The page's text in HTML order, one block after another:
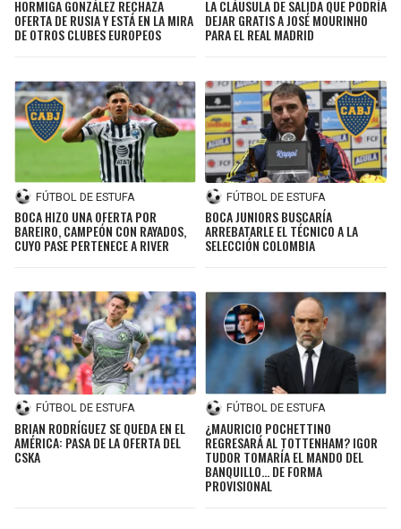
HORMIGA GONZÁLEZ RECHAZA
OFERTA DE RUSIA Y ESTÁ EN LA MIRA
DE OTROS CLUBES EUROPEOS
LA CLÁUSULA DE SALIDA QUE PODRÍA
DEJAR GRATIS A JOSÉ MOURINHO
PARA EL REAL MADRID
FÚTBOL DE ESTUFA
BOCA HIZO UNA OFERTA POR
BAREIRO, CAMPEÓN CON RAYADOS,
CUYO PASE PERTENECE A RIVER
FÚTBOL DE ESTUFA
BOCA JUNIORS BUSCARÍA
ARREBATARLE EL TÉCNICO A LA
SELECCIÓN COLOMBIA
FÚTBOL DE ESTUFA
BRIAN RODRÍGUEZ SE QUEDA EN EL
AMÉRICA: PASA DE LA OFERTA DEL
CSKA
FÚTBOL DE ESTUFA
¿MAURICIO POCHETTINO
REGRESARÁ AL TOTTENHAM? IGOR
TUDOR TOMARÍA EL MANDO DEL
BANQUILLO… DE FORMA
PROVISIONAL